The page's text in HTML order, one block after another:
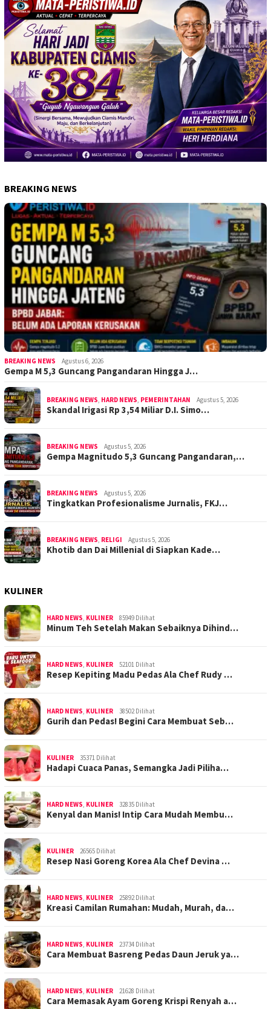
BREAKING NEWS
BREAKING NEWS Agustus 6, 2026
Gempa M 5,3 Guncang Pangandaran Hingga J…
BREAKING NEWS, HARD NEWS, PEMERINTAHAN Agustus 5, 2026
Skandal Irigasi Rp 3,54 Miliar D.I. Simo…
BREAKING NEWS Agustus 5, 2026
Gempa Magnitudo 5,3 Guncang Pangandaran,…
BREAKING NEWS Agustus 5, 2026
Tingkatkan Profesionalisme Jurnalis, FKJ…
BREAKING NEWS, RELIGI Agustus 5, 2026
Khotib dan Dai Millenial di Siapkan Kade…
KULINER
HARD NEWS, KULINER 85949 Dilihat
Minum Teh Setelah Makan Sebaiknya Dihind…
HARD NEWS, KULINER 52101 Dilihat
Resep Kepiting Madu Pedas Ala Chef Rudy …
HARD NEWS, KULINER 38502 Dilihat
Gurih dan Pedas! Begini Cara Membuat Seb…
KULINER 35371 Dilihat
Hadapi Cuaca Panas, Semangka Jadi Piliha…
HARD NEWS, KULINER 32835 Dilihat
Kenyal dan Manis! Intip Cara Mudah Membu…
KULINER 26565 Dilihat
Resep Nasi Goreng Korea Ala Chef Devina …
HARD NEWS, KULINER 25892 Dilihat
Kreasi Camilan Rumahan: Mudah, Murah, da…
HARD NEWS, KULINER 23734 Dilihat
Cara Membuat Basreng Pedas Daun Jeruk ya…
HARD NEWS, KULINER 21628 Dilihat
Cara Memasak Ayam Goreng Krispi Renyah a…